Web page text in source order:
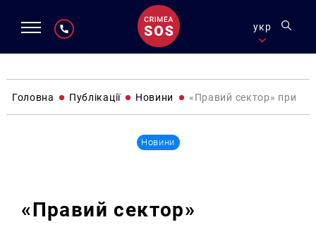
укр
Головна Публікації Новини «Правий сектор»
Новини
«Правий сектор»